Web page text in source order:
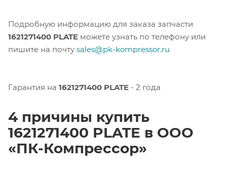
Подробную информацию для заказа запчасти
1621271400 PLATE можете узнать по телефону или
пишите на почту sales@pk-kompressor.ru
Гарантия на 1621271400 PLATE - 2 года
4 причины купить
1621271400 PLATE в ООО
«ПК-Компрессор»